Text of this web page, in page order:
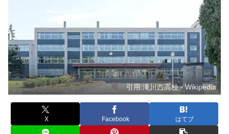
引用:滝川西高校 - Wikipedia
X Facebook はてブ